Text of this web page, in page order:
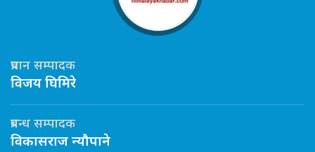
प्रधान सम्पादक
विजय घिमिरे
प्रबन्ध सम्पादक
विकासराज न्यौपाने